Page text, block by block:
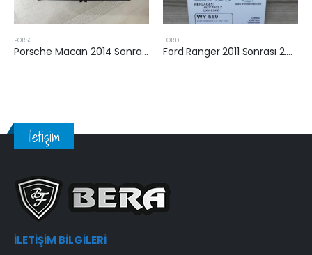
FORD
Ford Ranger 2011 Sonrası 2.2 Tdci Yağ Filtresi
AUDI
Audi A8 2011 Sonrası 3.0 Tdi Hava Filtresi
İletişim
İLETIŞIM BILGILERI